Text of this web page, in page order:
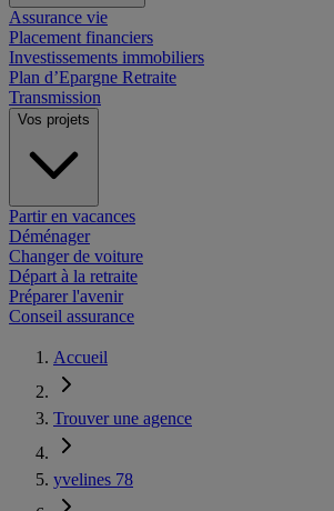
Assurance vie
Placement financiers
Investissements immobiliers
Plan d’Epargne Retraite
Transmission
Vos projets
Partir en vacances
Déménager
Changer de voiture
Départ à la retraite
Préparer l'avenir
Conseil assurance
Accueil
Trouver une agence
yvelines 78